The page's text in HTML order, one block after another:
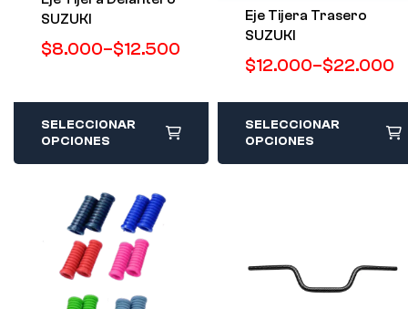
SUZUKI
$8.000–$12.500
SELECCIONAR
OPCIONES
Eje Tijera Trasero
SUZUKI
$12.000–$22.000
SELECCIONAR
OPCIONES